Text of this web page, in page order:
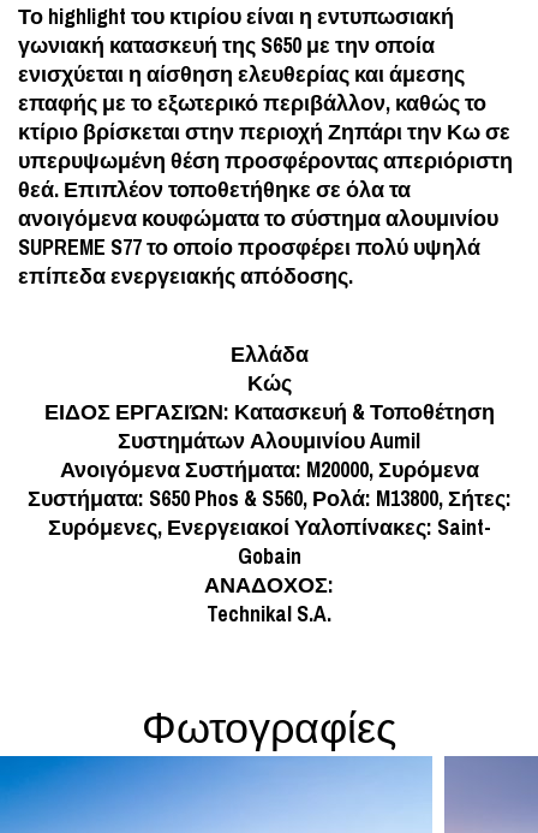
Το highlight του κτιρίου είναι η εντυπωσιακή
γωνιακή κατασκευή της S650 με την οποία
ενισχύεται η αίσθηση ελευθερίας και άμεσης
επαφής με το εξωτερικό περιβάλλον, καθώς το
κτίριο βρίσκεται στην περιοχή Ζηπάρι την Κω σε
υπερυψωμένη θέση προσφέροντας απεριόριστη
θεά. Επιπλέον τοποθετήθηκε σε όλα τα
ανοιγόμενα κουφώματα το σύστημα αλουμινίου
SUPREME S77 το οποίο προσφέρει πολύ υψηλά
επίπεδα ενεργειακής απόδοσης.
Ελλάδα
Κώς
ΕΙΔΟΣ ΕΡΓΑΣΙΏΝ: Κατασκευή & Τοποθέτηση
Συστημάτων Αλουμινίου Aumil
Ανοιγόμενα Συστήματα: M20000, Συρόμενα
Συστήματα: S650 Phos & S560, Ρολά: M13800, Σήτες:
Συρόμενες, Ενεργειακοί Υαλοπίνακες: Saint-
Gobain
ΑΝΑΔΟΧΟΣ:
Technikal S.A.
Φωτογραφίες